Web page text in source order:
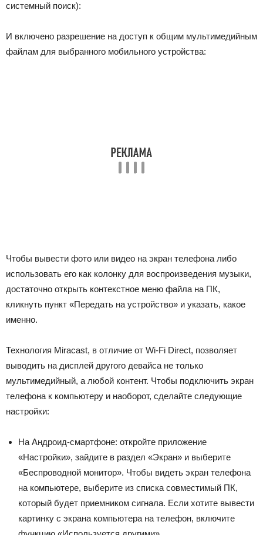
системный поиск):
И включено разрешение на доступ к общим мультимедийным
файлам для выбранного мобильного устройства:
Чтобы вывести фото или видео на экран телефона либо
использовать его как колонку для воспроизведения музыки,
достаточно открыть контекстное меню файла на ПК,
кликнуть пункт «Передать на устройство» и указать, какое
именно.
Технология Miracast, в отличие от Wi-Fi Direct, позволяет
выводить на дисплей другого девайса не только
мультимедийный, а любой контент. Чтобы подключить экран
телефона к компьютеру и наоборот, сделайте следующие
настройки:
На Андроид-смартфоне: откройте приложение
«Настройки», зайдите в раздел «Экран» и выберите
«Беспроводной монитор». Чтобы видеть экран телефона
на компьютере, выберите из списка совместимый ПК,
который будет приемником сигнала. Если хотите вывести
картинку с экрана компьютера на телефон, включите